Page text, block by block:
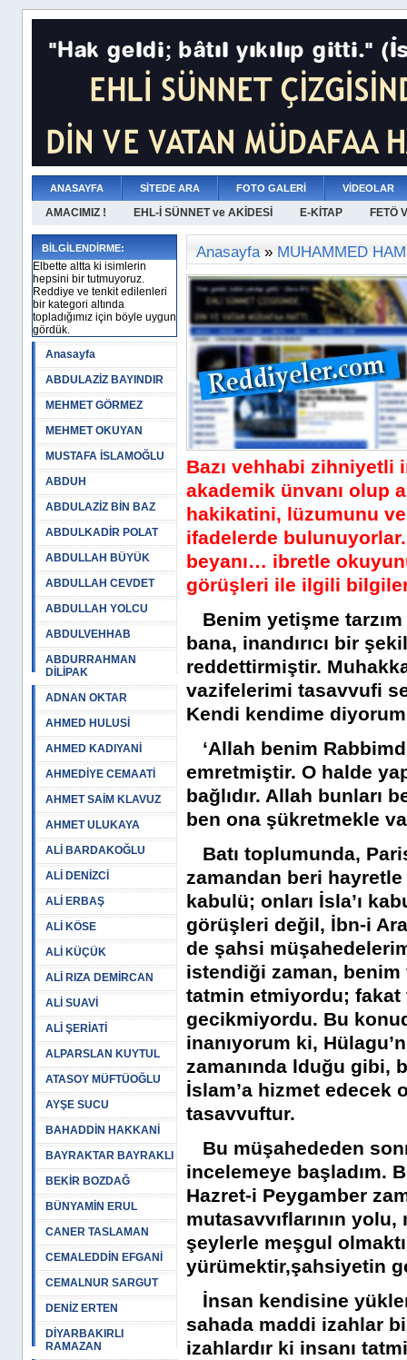
ANASAYFA SİTEDE ARA FOTO GALERİ VİDEOLAR
AMACIMIZ ! EHL-İ SÜNNET ve AKİDESİ E-KİTAP FETÖ
BİLGİLENDİRME:
Elbette altta ki isimlerin
hepsini bir tutmuyoruz.
Reddiye ve tenkit edilenleri
bir kategori altında
topladığımız için böyle uygun
gördük.
Anasayfa
ABDULAZİZ BAYINDIR
MEHMET GÖRMEZ
MEHMET OKUYAN
MUSTAFA İSLAMOĞLU
ABDUH
ABDULAZİZ BİN BAZ
ABDULKADİR POLAT
ABDULLAH BÜYÜK
ABDULLAH CEVDET
ABDULLAH YOLCU
ABDULVEHHAB
ABDURRAHMAN
DİLİPAK
ADNAN OKTAR
AHMED HULUSİ
AHMED KADIYANİ
AHMEDİYE CEMAATİ
AHMET SAİM KLAVUZ
AHMET ULUKAYA
ALİ BARDAKOĞLU
ALİ DENİZCİ
ALİ ERBAŞ
ALİ KÖSE
ALİ KÜÇÜK
ALİ RIZA DEMİRCAN
ALİ SUAVİ
ALİ ŞERİATİ
ALPARSLAN KUYTUL
ATASOY MÜFTÜOĞLU
AYŞE SUCU
BAHADDİN HAKKANİ
BAYRAKTAR BAYRAKLI
BEKİR BOZDAĞ
BÜNYAMİN ERUL
CANER TASLAMAN
CEMALEDDİN EFGANİ
CEMALNUR SARGUT
DENİZ ERTEN
DİYARBAKIRLI
RAMAZAN
Anasayfa» MUHAMMED
Bazı vehhabi zihniyetli
akademik ünvanı olup
hakikatini, lüzumunu
ifadelerde
beyanı… ibretle
görüşleri ile ilgili
Benim yetişme tarzım
bana, inandırıcı bir
reddettirmiştir.
vazifelerimi tasavvufi
Kendi kendime
‘Allah benim
emretmiştir. O halde
bağlıdır. Allah bunları
ben ona şükretmekle
Batı toplumunda,
zamandan beri
kabulü; onları İsla’ı
görüşleri değil, İbn-i
de şahsi
istendiği zaman,
tatmin etmiyordu;
gecikmiyordu. Bu
inanıyorum ki,
zamanında lduğu gibi,
İslam’a hizmet edecek
tasavvuftur.
Bu müşahededen
incelemeye başladım.
Hazret-i Peygamber
mutasavvıflarının
şeylerle meşgul
yürümektir,şahsiyetin
İnsan kendisine
sahada maddi izahlar
izahlardır ki insanı